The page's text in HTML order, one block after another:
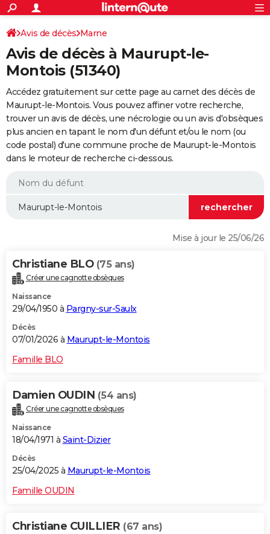
ACTUALITÉS
Politique
Société
Faits Divers
Education
Monde
Villes
+
SPORT
Coupe du monde 2026
Football
Tennis
Cyclisme
Rugby
Forum
FINANCE
Retraite
Impôts
Epargne
Immobilier
Risques naturels par ville
Banque
Assurance
Crédit
Essais
Réserver un essai
Citadines
Berlines
SUV
Forum auto
+
HIGH-TECH
Mobiles
Meilleur smartphone
Internet
Ordinateurs
Jeux vidéo
Guide high-tech
+
BRICOLAGE
Forum
Aménagement intérieur
Extérieur
Cuisine
Salle de bains
Jardinage
Rangement
WEEK-END
Guides de France
Escapades
Patrimoine
Expositions
Musées
Week-end nature
LIFESTYLE
Alimentation
Guide de la santé
Maladies
Médicaments
Sommeil
VOYAGE
Destinations
City break
Voyage nature
Voyage de noces
Forum
Climat
+PHOTO
GUIDES D'ACHAT
BONS PLANS
CARTE DE VOEUX
Dictionnaire
Biographies
Citations
Expressions
Proverbes
PROGRAMME TV
COPAINS D'AVANT
S'inscrire
Se connecter
Lycées
Collèges
Primaires
Universités
Entreprises
Service militaire
Avis de recherche
AVIS DE DÉCÈS
Avis de décès Marne
Avis de décès à Maurupt-le-
Montois (51340)
Accédez gratuitement sur cette page au carnet des décès de
Maurupt-le-Montois. Vous pouvez affiner votre recherche,
trouver un avis de décès, une nécrologie ou un avis d'obsèques
plus ancien en tapant le nom d'un défunt et/ou le nom (ou
code postal) d'une commune proche de Maurupt-le-Montois
dans le moteur de recherche ci-dessous.
Mise à jour le 25/06/26
Christiane BLO (75 ans)
Créer une cagnotte obsèques
Naissance
29/04/1950 à Pargny-sur-Saulx
Décès
07/01/2026 à Maurupt-le-Montois
Famille BLO
Damien OUDIN (54 ans)
Créer une cagnotte obsèques
Naissance
18/04/1971 à Saint-Dizier
Décès
25/04/2025 à Maurupt-le-Montois
Famille OUDIN
Christiane CUILLIER (67 ans)